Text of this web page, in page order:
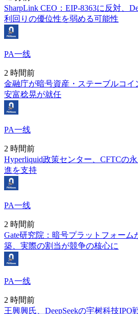
SharpLink CEO：EIP-8363に反対、
利回りの優位性を弱める可能性
PA一线
2 時間前
金融庁が暗号資産・ステーブルコイ
安富稔晃が就任
PA一线
2 時間前
Hyperliquid政策センター、CFTCの
進を支持
PA一线
2 時間前
Gate研究院：暗号プラットフォーム
築、実際の割当が競争の核心に
PA一线
2 時間前
王興興氏、DeepSeekの宇树科技IPO